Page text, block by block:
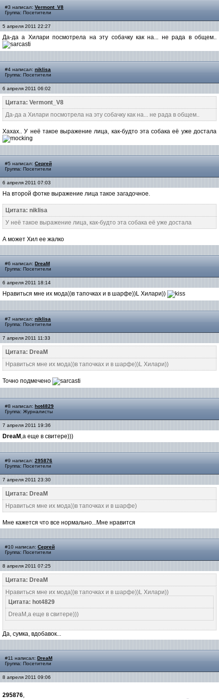
#3 написал: Vermont_V8
Группа: Посетители
5 апреля 2011 22:27
Да-да а Хилари посмотрела на эту собачку как на... не рада в общем..
#4 написал: niklisa
Группа: Посетители
6 апреля 2011 06:02
Цитата: Vermont_V8
Да-да а Хилари посмотрела на эту собачку как на... не рада в общем..
Хахах.. У неё такое выражение лица, как-будто эта собака её уже достала
#5 написал: Сергей
Группа: Посетители
6 апреля 2011 07:03
На второй фотке выражение лица такое загадочное.
Цитата: niklisa
У неё такое выражение лица, как-будто эта собака её уже достала
А может Хил ее жалко
#6 написал: DreaM
Группа: Посетители
6 апреля 2011 18:14
Нравиться мне их мода))в тапочках и в шарфе))L Хилари))
#7 написал: niklisa
Группа: Посетители
7 апреля 2011 11:33
Цитата: DreaM
Нравиться мне их мода))в тапочках и в шарфе))L Хилари))
Точно подмечено
#8 написал: hot4829
Группа: Журналисты
7 апреля 2011 19:36
DreaM ,а еще в свитере)))
#9 написал: 295876
Группа: Посетители
7 апреля 2011 23:30
Цитата: DreaM
Нравиться мне их мода))в тапочках и в шарфе)
Мне кажется что все нормально...Мне нравится
#10 написал: Сергей
Группа: Посетители
8 апреля 2011 07:25
Цитата: DreaM
Нравиться мне их мода))в тапочках и в шарфе))L Хилари))
Цитата: hot4829
DreaM,а еще в свитере)))
Да, сумка, вдобавок...
#11 написал: DreaM
Группа: Посетители
8 апреля 2011 09:06
295876,